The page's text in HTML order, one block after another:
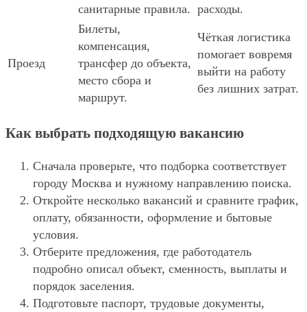
санитарные правила. расходы.
Проезд
Билеты,
компенсация,
трансфер до объекта,
место сбора и
маршрут.
Чёткая логистика
помогает вовремя
выйти на работу
без лишних затрат.
Как выбрать подходящую вакансию
Сначала проверьте, что подборка соответствует
городу Москва и нужному направлению поиска.
Откройте несколько вакансий и сравните график,
оплату, обязанности, оформление и бытовые
условия.
Отберите предложения, где работодатель
подробно описал объект, сменность, выплаты и
порядок заселения.
Подготовьте паспорт, трудовые документы,